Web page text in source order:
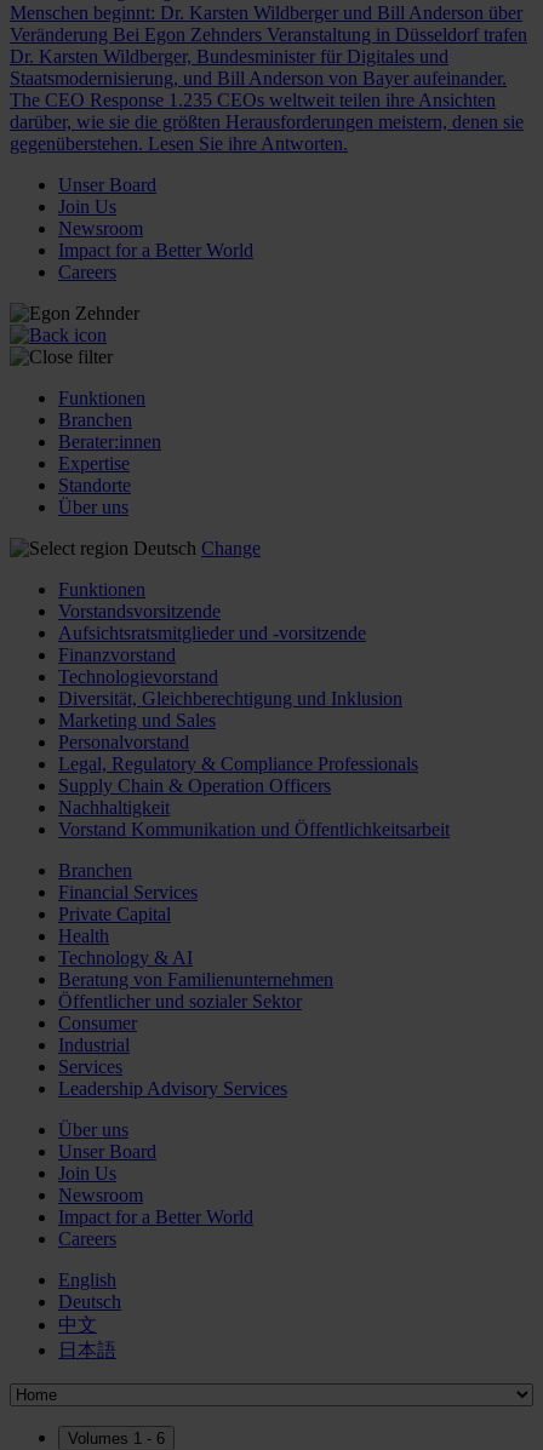
Menschen beginnt: Dr. Karsten Wildberger und Bill Anderson über
Veränderung Bei Egon Zehnders Veranstaltung in Düsseldorf trafen
Dr. Karsten Wildberger, Bundesminister für Digitales und
Staatsmodernisierung, und Bill Anderson von Bayer aufeinander.
The CEO Response 1.235 CEOs weltweit teilen ihre Ansichten
darüber, wie sie die größten Herausforderungen meistern, denen sie
gegenüberstehen. Lesen Sie ihre Antworten.
Unser Board
Join Us
Newsroom
Impact for a Better World
Careers
Funktionen
Branchen
Berater:innen
Expertise
Standorte
Über uns
Deutsch Change
Funktionen
Vorstandsvorsitzende
Aufsichtsratsmitglieder und -vorsitzende
Finanzvorstand
Technologievorstand
Diversität, Gleichberechtigung und Inklusion
Marketing und Sales
Personalvorstand
Legal, Regulatory & Compliance Professionals
Supply Chain & Operation Officers
Nachhaltigkeit
Vorstand Kommunikation und Öffentlichkeitsarbeit
Branchen
Financial Services
Private Capital
Health
Technology & AI
Beratung von Familienunternehmen
Öffentlicher und sozialer Sektor
Consumer
Industrial
Services
Leadership Advisory Services
Über uns
Unser Board
Join Us
Newsroom
Impact for a Better World
Careers
English
Deutsch
中文
日本語
Volumes 1 - 6